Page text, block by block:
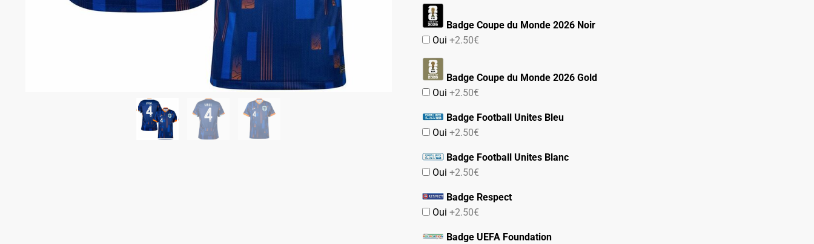
Badge Coupe du Monde 2026 Noir
Oui+2.50€
Badge Coupe du Monde 2026 Gold
Oui+2.50€
Badge Football Unites Bleu
Oui+2.50€
Badge Football Unites Blanc
Oui+2.50€
Badge Respect
Oui+2.50€
Badge UEFA Foundation